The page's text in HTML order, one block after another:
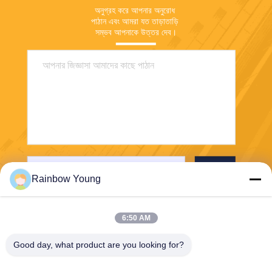
অনুগ্রহ করে আপনার অনুরোধ
পাঠান এবং আমরা যত তাড়াতাড়ি
সম্ভব আপনাকে উত্তর দেব।
Rainbow Young
6:50 AM
Good day, what product are you looking for?